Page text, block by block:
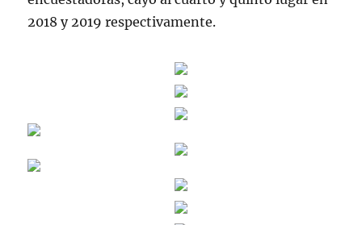
2018 y 2019 respectivamente.